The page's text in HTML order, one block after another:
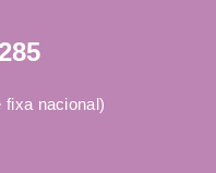
fixa nacional)